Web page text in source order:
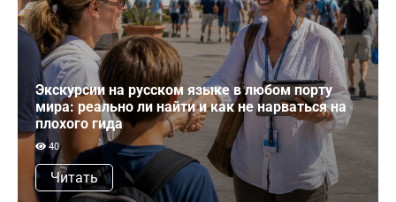
Экскурсии на русском языке в любом порту
мира: реально ли найти и как не нарваться на
плохого гида
40
Читать